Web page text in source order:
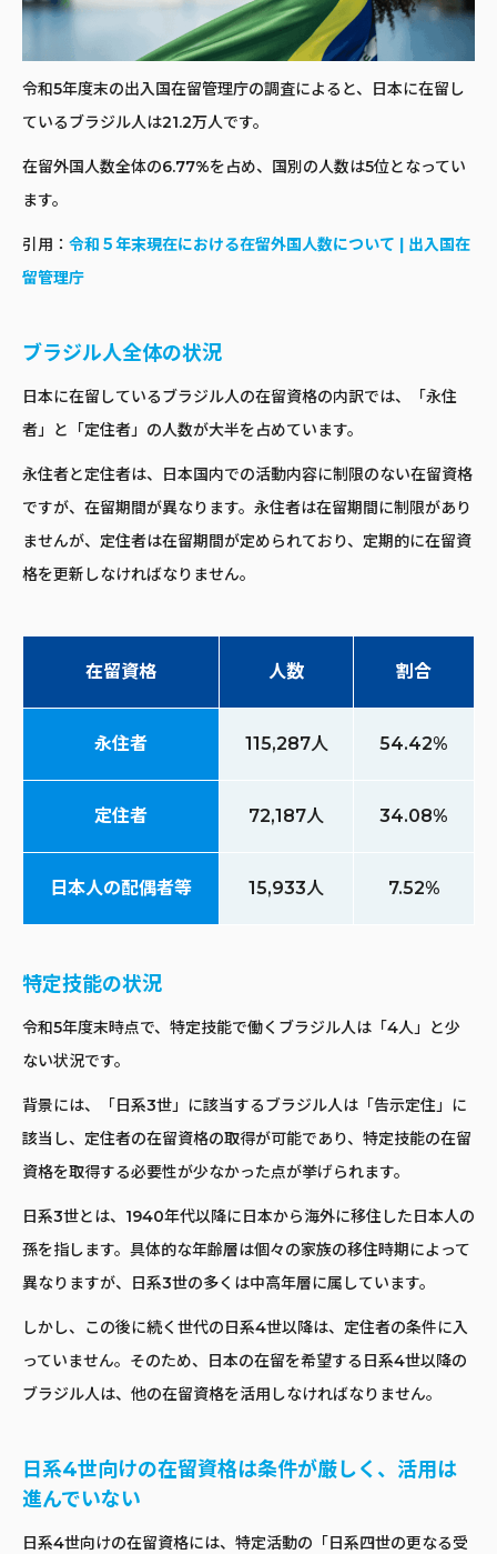
令和5年度末の出入国在留管理庁の調査によると、日本に在留し
ているブラジル人は21.2万人です。
在留外国人数全体の6.77%を占め、国別の人数は5位となってい
ます。
引用： 令和５年末現在における在留外国人数について | 出入国在
留管理庁
ブラジル人全体の状況
日本に在留しているブラジル人の在留資格の内訳では、「永住
者」と「定住者」の人数が大半を占めています。
永住者と定住者は、日本国内での活動内容に制限のない在留資格
ですが、在留期間が異なります。永住者は在留期間に制限があり
ませんが、定住者は在留期間が定められており、定期的に在留資
格を更新しなければなりません。
在留資格 人数 割合
永住者 115,287人 54.42%
定住者 72,187人 34.08%
日本人の配偶者等 15,933人 7.52%
特定技能の状況
令和5年度末時点で、特定技能で働くブラジル人は「4人」と少
ない状況です。
背景には、「日系3世」に該当するブラジル人は「告示定住」に
該当し、定住者の在留資格の取得が可能であり、特定技能の在留
資格を取得する必要性が少なかった点が挙げられます。
日系3世とは、1940年代以降に日本から海外に移住した日本人の
孫を指します。具体的な年齢層は個々の家族の移住時期によって
異なりますが、日系3世の多くは中高年層に属しています。
しかし、この後に続く世代の日系4世以降は、定住者の条件に入
っていません。そのため、日本の在留を希望する日系4世以降の
ブラジル人は、他の在留資格を活用しなければなりません。
日系4世向けの在留資格は条件が厳しく、活用は
進んでいない
日系4世向けの在留資格には、特定活動の「日系四世の更なる受